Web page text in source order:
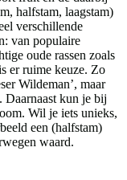
halfstam, laagstam)
verschillende
van populaire
oude rassen zoals
er ruime keuze. Zo
Wildeman’, maar
Daarnaast kun je bij
Wil je iets unieks,
een (halfstam)
waard.